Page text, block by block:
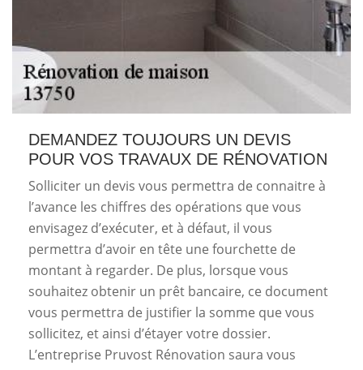
DEMANDEZ TOUJOURS UN DEVIS
POUR VOS TRAVAUX DE RÉNOVATION
Solliciter un devis vous permettra de connaitre à
l’avance les chiffres des opérations que vous
envisagez d’exécuter, et à défaut, il vous
permettra d’avoir en tête une fourchette de
montant à regarder. De plus, lorsque vous
souhaitez obtenir un prêt bancaire, ce document
vous permettra de justifier la somme que vous
sollicitez, et ainsi d’étayer votre dossier.
L’entreprise Pruvost Rénovation saura vous